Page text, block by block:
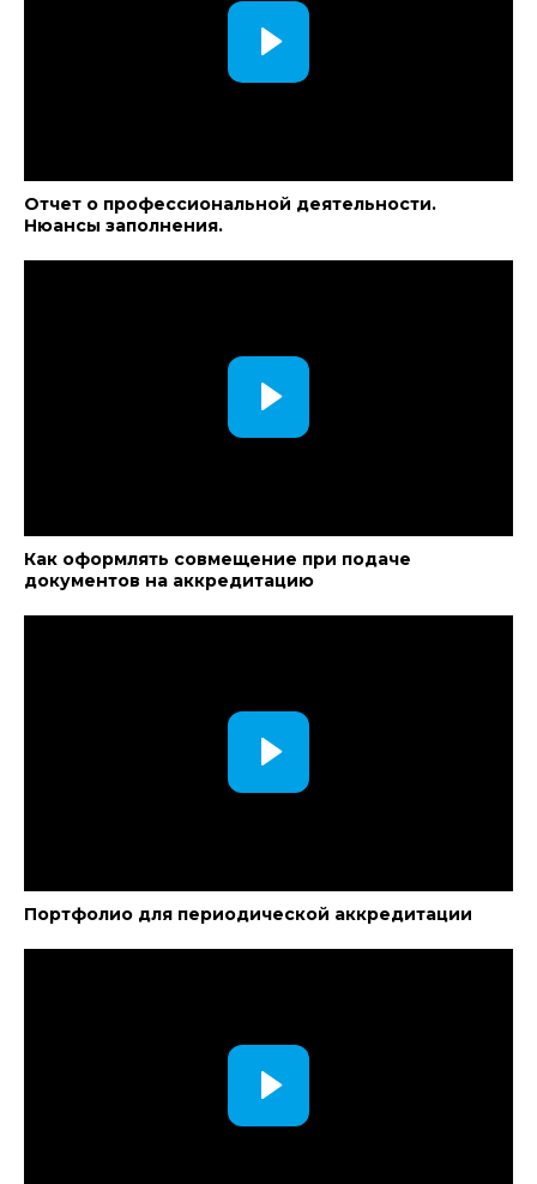
Отчет о профессиональной деятельности.
Нюансы заполнения.
Как оформлять совмещение при подаче
документов на аккредитацию
Портфолио для периодической аккредитации